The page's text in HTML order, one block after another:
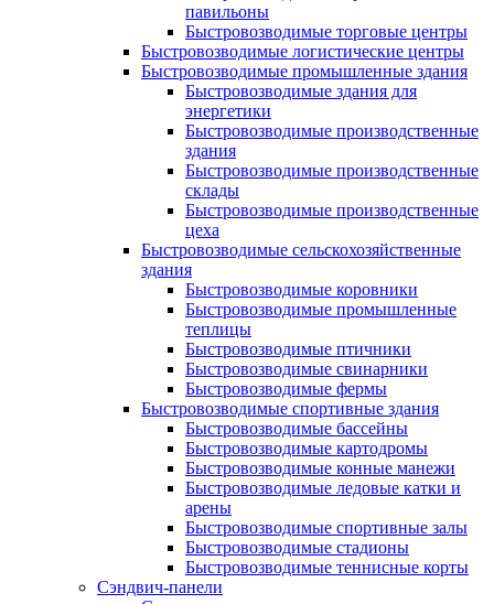
павильоны
Быстровозводимые торговые центры
Быстровозводимые логистические центры
Быстровозводимые промышленные здания
Быстровозводимые здания для
энергетики
Быстровозводимые производственные
здания
Быстровозводимые производственные
склады
Быстровозводимые производственные
цеха
Быстровозводимые сельскохозяйственные
здания
Быстровозводимые коровники
Быстровозводимые промышленные
теплицы
Быстровозводимые птичники
Быстровозводимые свинарники
Быстровозводимые фермы
Быстровозводимые спортивные здания
Быстровозводимые бассейны
Быстровозводимые картодромы
Быстровозводимые конные манежи
Быстровозводимые ледовые катки и
арены
Быстровозводимые спортивные залы
Быстровозводимые стадионы
Быстровозводимые теннисные корты
Сэндвич-панели